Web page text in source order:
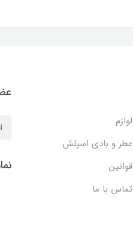
لوازم
عطر و بادی اسپلش
قوانین
تماس با ما